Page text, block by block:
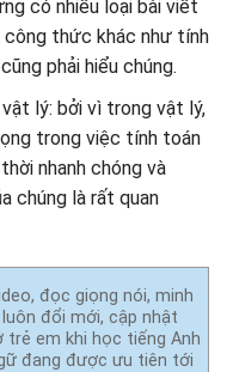
có nhiều loại bài viết
công thức khác như tính
phải hiểu chúng.
lý: bởi vì trong vật lý,
trong việc tính toán
nhanh chóng và
chúng là rất quan
đọc giọng nói, minh
đổi mới, cập nhật
em khi học tiếng Anh
đang được ưu tiên tới